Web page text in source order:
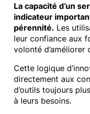
La capacité d’un
indicateur
pérennité. Les
leur confiance aux
volonté d’améliorer
Cette logique
directement aux
d’outils toujours
à leurs besoins.